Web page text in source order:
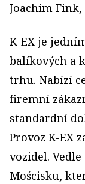
Joachim
K-EX je
balíkových a
trhu. Nabízí
firemní
standardní
Provoz K-EX
vozidel.
Mościsku,